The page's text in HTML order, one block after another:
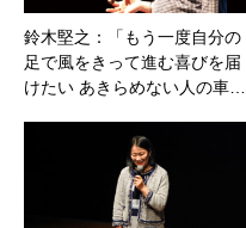
鈴木堅之：「もう一度自分の
足で風をきって進む喜びを届
けたい あきらめない人の車…